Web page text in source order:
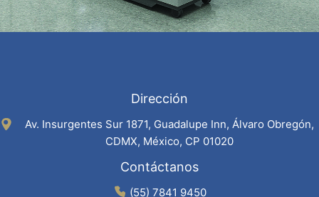
Dirección
Av. Insurgentes Sur 1871, Guadalupe Inn, Álvaro Obregón,
CDMX, México, CP 01020
Contáctanos
(55) 7841 9450